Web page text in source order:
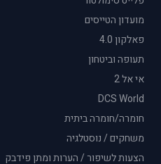
מועדון הטייסים
פאלקון 4.0
תעופה וביטחון
אי אל 2
DCS World
חומרה/חומרה ביתית
משחקים / נוסטלגיה
הצעות לשיפור / הערות ומתן פידבק